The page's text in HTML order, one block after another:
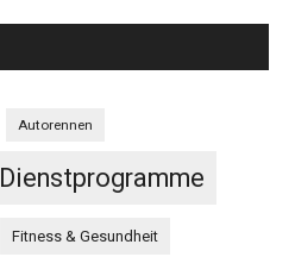
Autorennen
Dienstprogramme
Fitness & Gesundheit